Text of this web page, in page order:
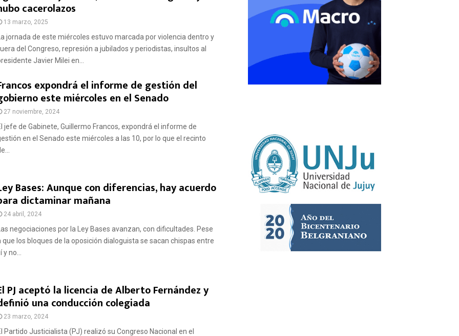
cacerolazos
13 marzo, 2025
jornada de este miércoles estuvo marcada por violencia dentro y
del Congreso, represión a jubilados y periodistas, insultos al
Javier Milei en...
expondrá el informe de gestión del
este miércoles en el Senado
27 noviembre, 2024
jefe de Gabinete, Guillermo Francos, expondrá el informe de
en el Senado este miércoles a las 10, por lo que el recinto
Bases: Aunque con diferencias, hay acuerdo
dictaminar mañana
24 abril, 2024
negociaciones por la Ley Bases avanzan, con dificultades. Pese
que los bloques de la oposición dialoguista se sacan chispas entre
y no...
PJ aceptó la licencia de Alberto Fernández y
una conducción colegiada
23 marzo, 2024
Partido Justicialista (PJ) realizó su Congreso Nacional en el